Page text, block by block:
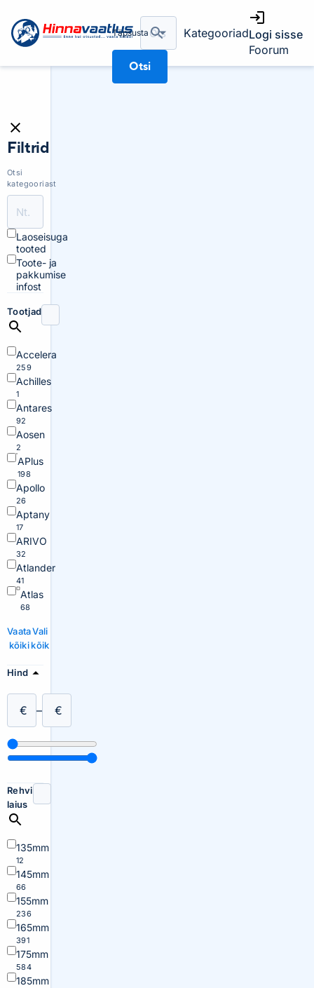
Täpsusta
Otsi
KategooriadLogi sisse
Foorum
Filtrid
Otsi
kategooriast
Laoseisuga
tooted
Toote- ja
pakkumise
infost
Tootjad
Accelera
259
Achilles
1
Antares
92
Aosen
2
APlus
198
Apollo
26
Aptany
17
ARIVO
32
Atlander
41
Atlas
68
Vaata
kõiki
Vali
kõik
Hind
€ – €
Rehvi
laius
135mm
12
145mm
66
155mm
236
165mm
391
175mm
584
185mm